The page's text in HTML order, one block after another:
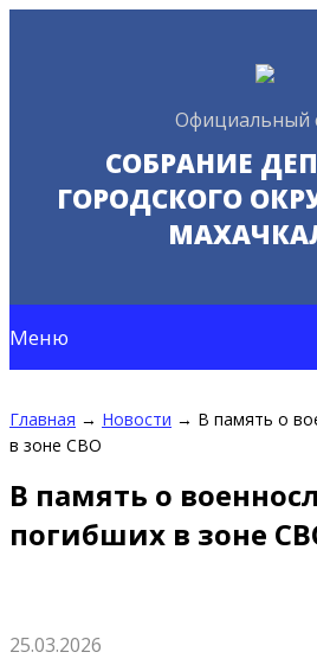
Официальный
СОБРАНИЕ
ГОРОДСКОГО
Меню
Главная → Новости → В память о
в зоне СВО
В память о
погибших в зоне
25.03.2026